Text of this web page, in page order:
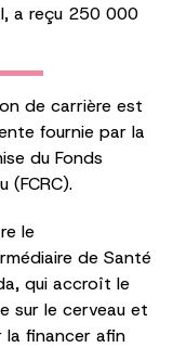
a reçu 250 000
de carrière est
fournie par la
du Fonds
(FCRC).
le
de Santé
qui accroît le
sur le cerveau et
la financer afin